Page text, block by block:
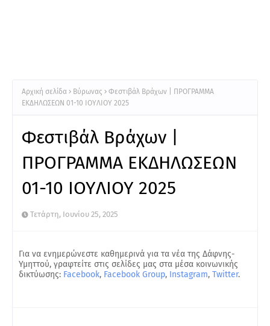
Αρχική σελίδα Βύρωνας
Φεστιβάλ Βράχων | ΠΡΟΓΡΑΜΜΑ
ΕΚΔΗΛΩΣΕΩΝ 01-10 IOYΛΙΟΥ 2025
Φεστιβάλ Βράχων |
ΠΡΟΓΡΑΜΜΑ ΕΚΔΗΛΩΣΕΩΝ
01-10 IOYΛΙΟΥ 2025
Τετάρτη, Ιουνίου 25, 2025
Για να ενημερώνεστε καθημερινά για τα νέα της Δάφνης-
Υμηττού, γραφτείτε στις σελίδες μας στα μέσα κοινωνικής
δικτύωσης: Facebook, Facebook Group, Instagram, Twitter.